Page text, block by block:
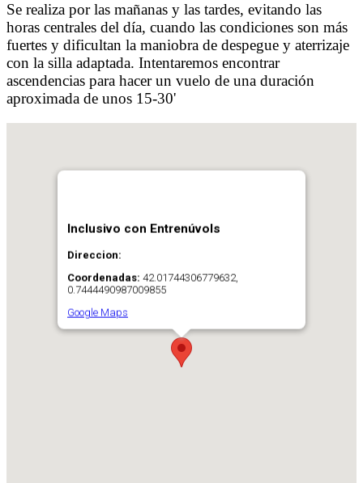
Se realiza por las mañanas y las tardes, evitando las
horas centrales del día, cuando las condiciones son más
fuertes y dificultan la maniobra de despegue y aterrizaje
con la silla adaptada. Intentaremos encontrar
ascendencias para hacer un vuelo de una duración
aproximada de unos 15-30'
Inclusivo con Entrenúvols
Direccion:
Coordenadas: 42.01744306779632,
0.7444490987009855
Google Maps